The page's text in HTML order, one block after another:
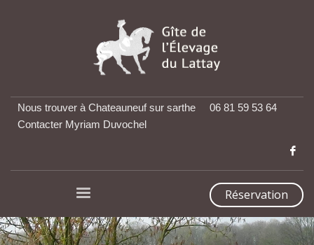
Nous trouver à Chateauneuf sur sarthe
06 81 59 53 64
Contacter Myriam Duvochel
Réservation